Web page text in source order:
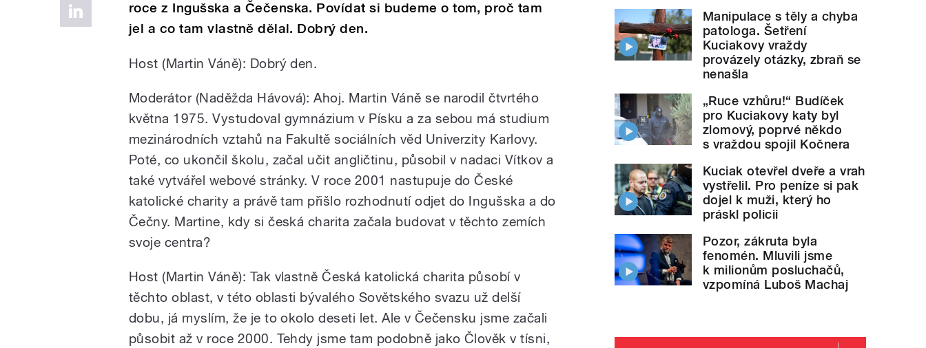
roce z Ingušska a Čečenska. Povídat si budeme o tom, proč tam
jel a co tam vlastně dělal. Dobrý den.
Host (Martin Váně): Dobrý den.
Moderátor (Naděžda Hávová): Ahoj. Martin Váně se narodil čtvrtého
května 1975. Vystudoval gymnázium v Písku a za sebou má studium
mezinárodních vztahů na Fakultě sociálních věd Univerzity Karlovy.
Poté, co ukončil školu, začal učit angličtinu, působil v nadaci Vítkov a
také vytvářel webové stránky. V roce 2001 nastupuje do České
katolické charity a právě tam přišlo rozhodnutí odjet do Ingušska a do
Čečny. Martine, kdy si česká charita začala budovat v těchto zemích
svoje centra?
Host (Martin Váně): Tak vlastně Česká katolická charita působí v
těchto oblast, v této oblasti bývalého Sovětského svazu už delší
dobu, já myslím, že je to okolo deseti let. Ale v Čečensku jsme začali
působit až v roce 2000. Tehdy jsme tam podobně jako Člověk v tísni,
Manipulace s těly a chyba
patologa. Šetření
Kuciakovy vraždy
provázely otázky, zbraň se
nenašla
„Ruce vzhůru!“ Budíček
pro Kuciakovy katy byl
zlomový, poprvé někdo
s vraždou spojil Kočnera
Kuciak otevřel dveře a vrah
vystřelil. Pro peníze si pak
dojel k muži, který ho
práskl policii
Pozor, zákruta byla
fenomén. Mluvili jsme
k milionům posluchačů,
vzpomíná Luboš Machaj